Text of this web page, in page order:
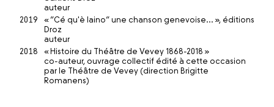
auteur
2019
« ”Cé qu'è laino” une chanson genevoise... », éditions
Droz
auteur
2018
« Histoire du Théâtre de Vevey 1868-2018 »
co-auteur, ouvrage collectif édité à cette occasion
par le Théâtre de Vevey (direction Brigitte
Romanens)